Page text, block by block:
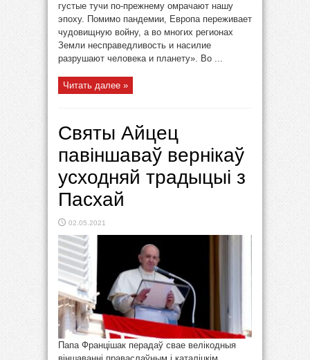
густые тучи по-прежнему омрачают нашу
эпоху. Помимо пандемии, Европа переживает
чудовищную войну, а во многих регионах
Земли несправедливость и насилие
разрушают человека и планету». Во ...
Читать далее »
Святы Айцец
павіншаваў вернікаў
усходняй традыцыі з
Пасхай
02.05.2021
Папа Францішак перадаў свае велікодныя